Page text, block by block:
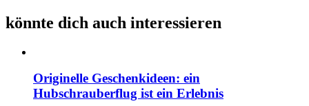
könnte dich auch interessieren
Originelle Geschenkideen: ein
Hubschrauberflug ist ein Erlebnis